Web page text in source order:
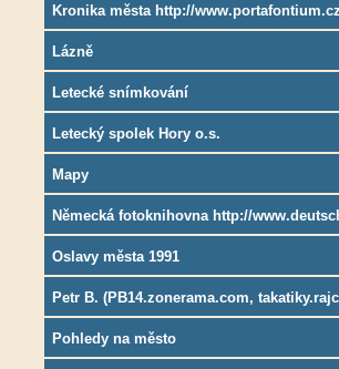
Kronika města http://www.portafontium.cz
Lázně
Letecké snímkování
Letecký spolek Hory o.s.
Mapy
Německá fotoknihovna http://
Oslavy města 1991
Petr B. (PB14.zonerama.com,
Pohledy na město